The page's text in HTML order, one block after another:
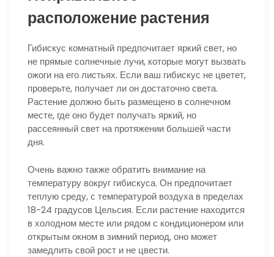
расположение растения
Гибискус комнатный предпочитает яркий свет, но
не прямые солнечные лучи, которые могут вызвать
ожоги на его листьях. Если ваш гибискус не цветет,
проверьте, получает ли он достаточно света.
Растение должно быть размещено в солнечном
месте, где оно будет получать яркий, но
рассеянный свет на протяжении большей части
дня.
Очень важно также обратить внимание на
температуру вокруг гибискуса. Он предпочитает
теплую среду, с температурой воздуха в пределах
18-24 градусов Цельсия. Если растение находится
в холодном месте или рядом с кондиционером или
открытым окном в зимний период, оно может
замедлить свой рост и не цвести.